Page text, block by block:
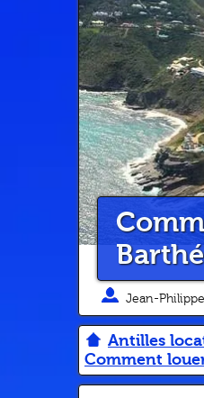
Jean-Philippe
Antilles
Comment